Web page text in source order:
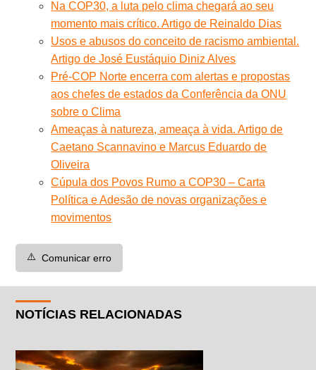
Na COP30, a luta pelo clima chegará ao seu
momento mais crítico. Artigo de Reinaldo Dias
Usos e abusos do conceito de racismo ambiental.
Artigo de José Eustáquio Diniz Alves
Pré-COP Norte encerra com alertas e propostas
aos chefes de estados da Conferência da ONU
sobre o Clima
Ameaças à natureza, ameaça à vida. Artigo de
Caetano Scannavino e Marcus Eduardo de
Oliveira
Cúpula dos Povos Rumo a COP30 – Carta
Política e Adesão de novas organizações e
movimentos
⚠️ Comunicar erro
NOTÍCIAS RELACIONADAS